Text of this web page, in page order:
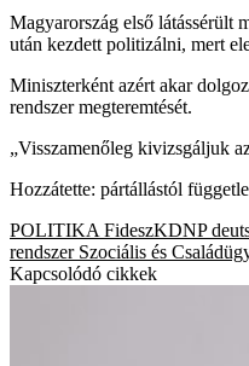
Magyarország első látássérült
után kezdett politizálni, mert
Miniszterként azért akar
rendszer megteremtését.
„Visszamenőleg kivizsgáljuk
Hozzátette: pártállástól
POLITIKA FideszKDNP
rendszer Szociális és
Kapcsolódó cikkek